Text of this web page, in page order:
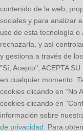
contenido de la web,
sociales y para analizar
uso de esta tecnología
rechazarla, y así
y gestiona a través de
"Sí, Acepto", ACEPTA
en cualquier momento.
cookies clicando en “No
cookies clicando en
información sobre
de privacidad . Para